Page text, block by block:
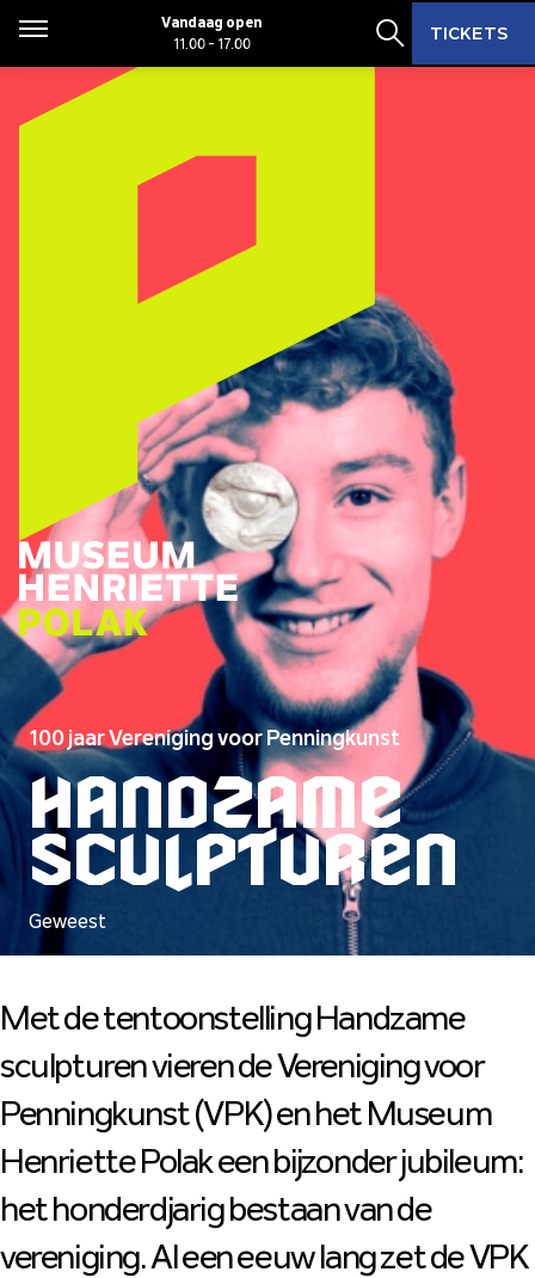
Menu
Vandaag open
11.00 - 17.00
Zoekbalk
TICKETS
Zoeken Zoeken
100 jaar Vereniging voor Penningkunst
Handzame
sculpturen
Geweest
Met de tentoonstelling Handzame
sculpturen vieren de Vereniging voor
Penningkunst (VPK) en het Museum
Henriette Polak een bijzonder jubileum:
het honderdjarig bestaan van de
vereniging. Al een eeuw lang zet de VPK